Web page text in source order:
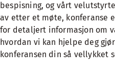
bespisning, og vårt
av etter et møte, konferanse
for detaljert informasjon om
hvordan vi kan hjelpe deg
konferansen din så vellykket